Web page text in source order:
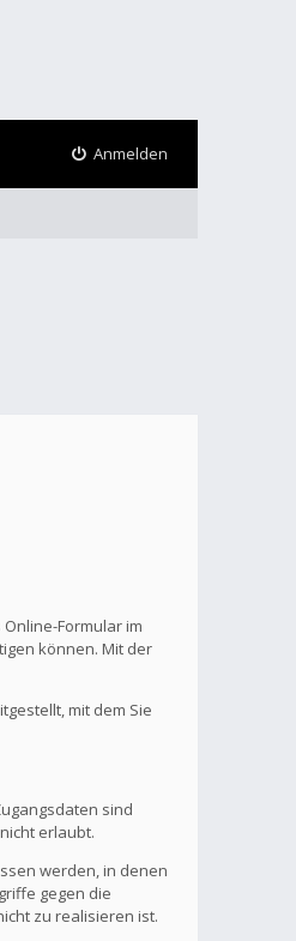
Anmelden
Formular im
können. Mit der
mit dem Sie
sind
erlaubt.
werden, in denen
gegen die
zu realisieren ist.